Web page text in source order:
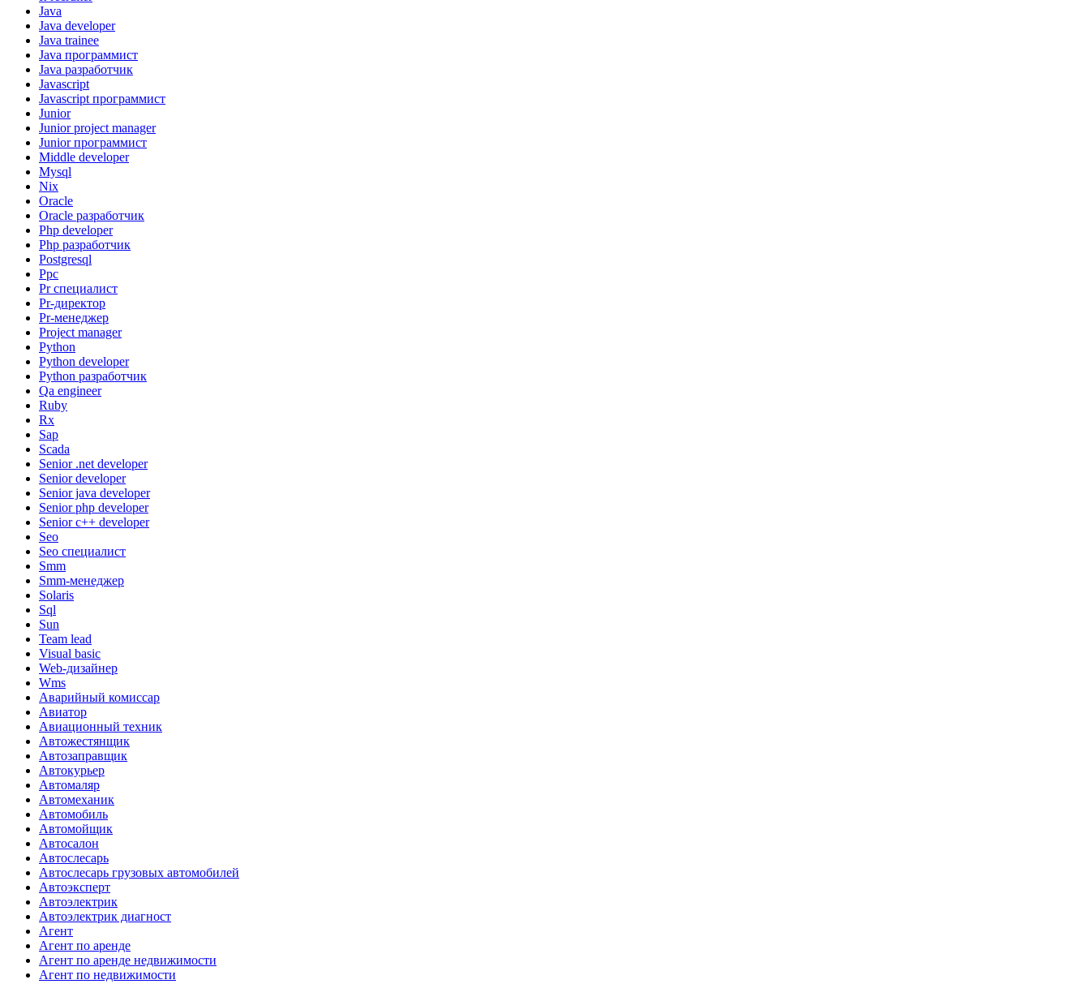
Java
Java developer
Java trainee
Java программист
Java разработчик
Javascript
Javascript программист
Junior
Junior project manager
Junior программист
Middle developer
Mysql
Nix
Oracle
Oracle разработчик
Php developer
Php разработчик
Postgresql
Ppc
Pr специалист
Pr-директор
Pr-менеджер
Project manager
Python
Python developer
Python разработчик
Qa engineer
Ruby
Rx
Sap
Scada
Senior .net developer
Senior developer
Senior java developer
Senior php developer
Senior с++ developer
Seo
Seo специалист
Smm
Smm-менеджер
Solaris
Sql
Sun
Team lead
Visual basic
Web-дизайнер
Wms
Аварийный комиссар
Авиатор
Авиационный техник
Автожестянщик
Автозаправщик
Автокурьер
Автомаляр
Автомеханик
Автомобиль
Автомойщик
Автосалон
Автослесарь
Автослесарь грузовых автомобилей
Автоэксперт
Автоэлектрик
Автоэлектрик диагност
Агент
Агент по аренде
Агент по аренде недвижимости
Агент по недвижимости